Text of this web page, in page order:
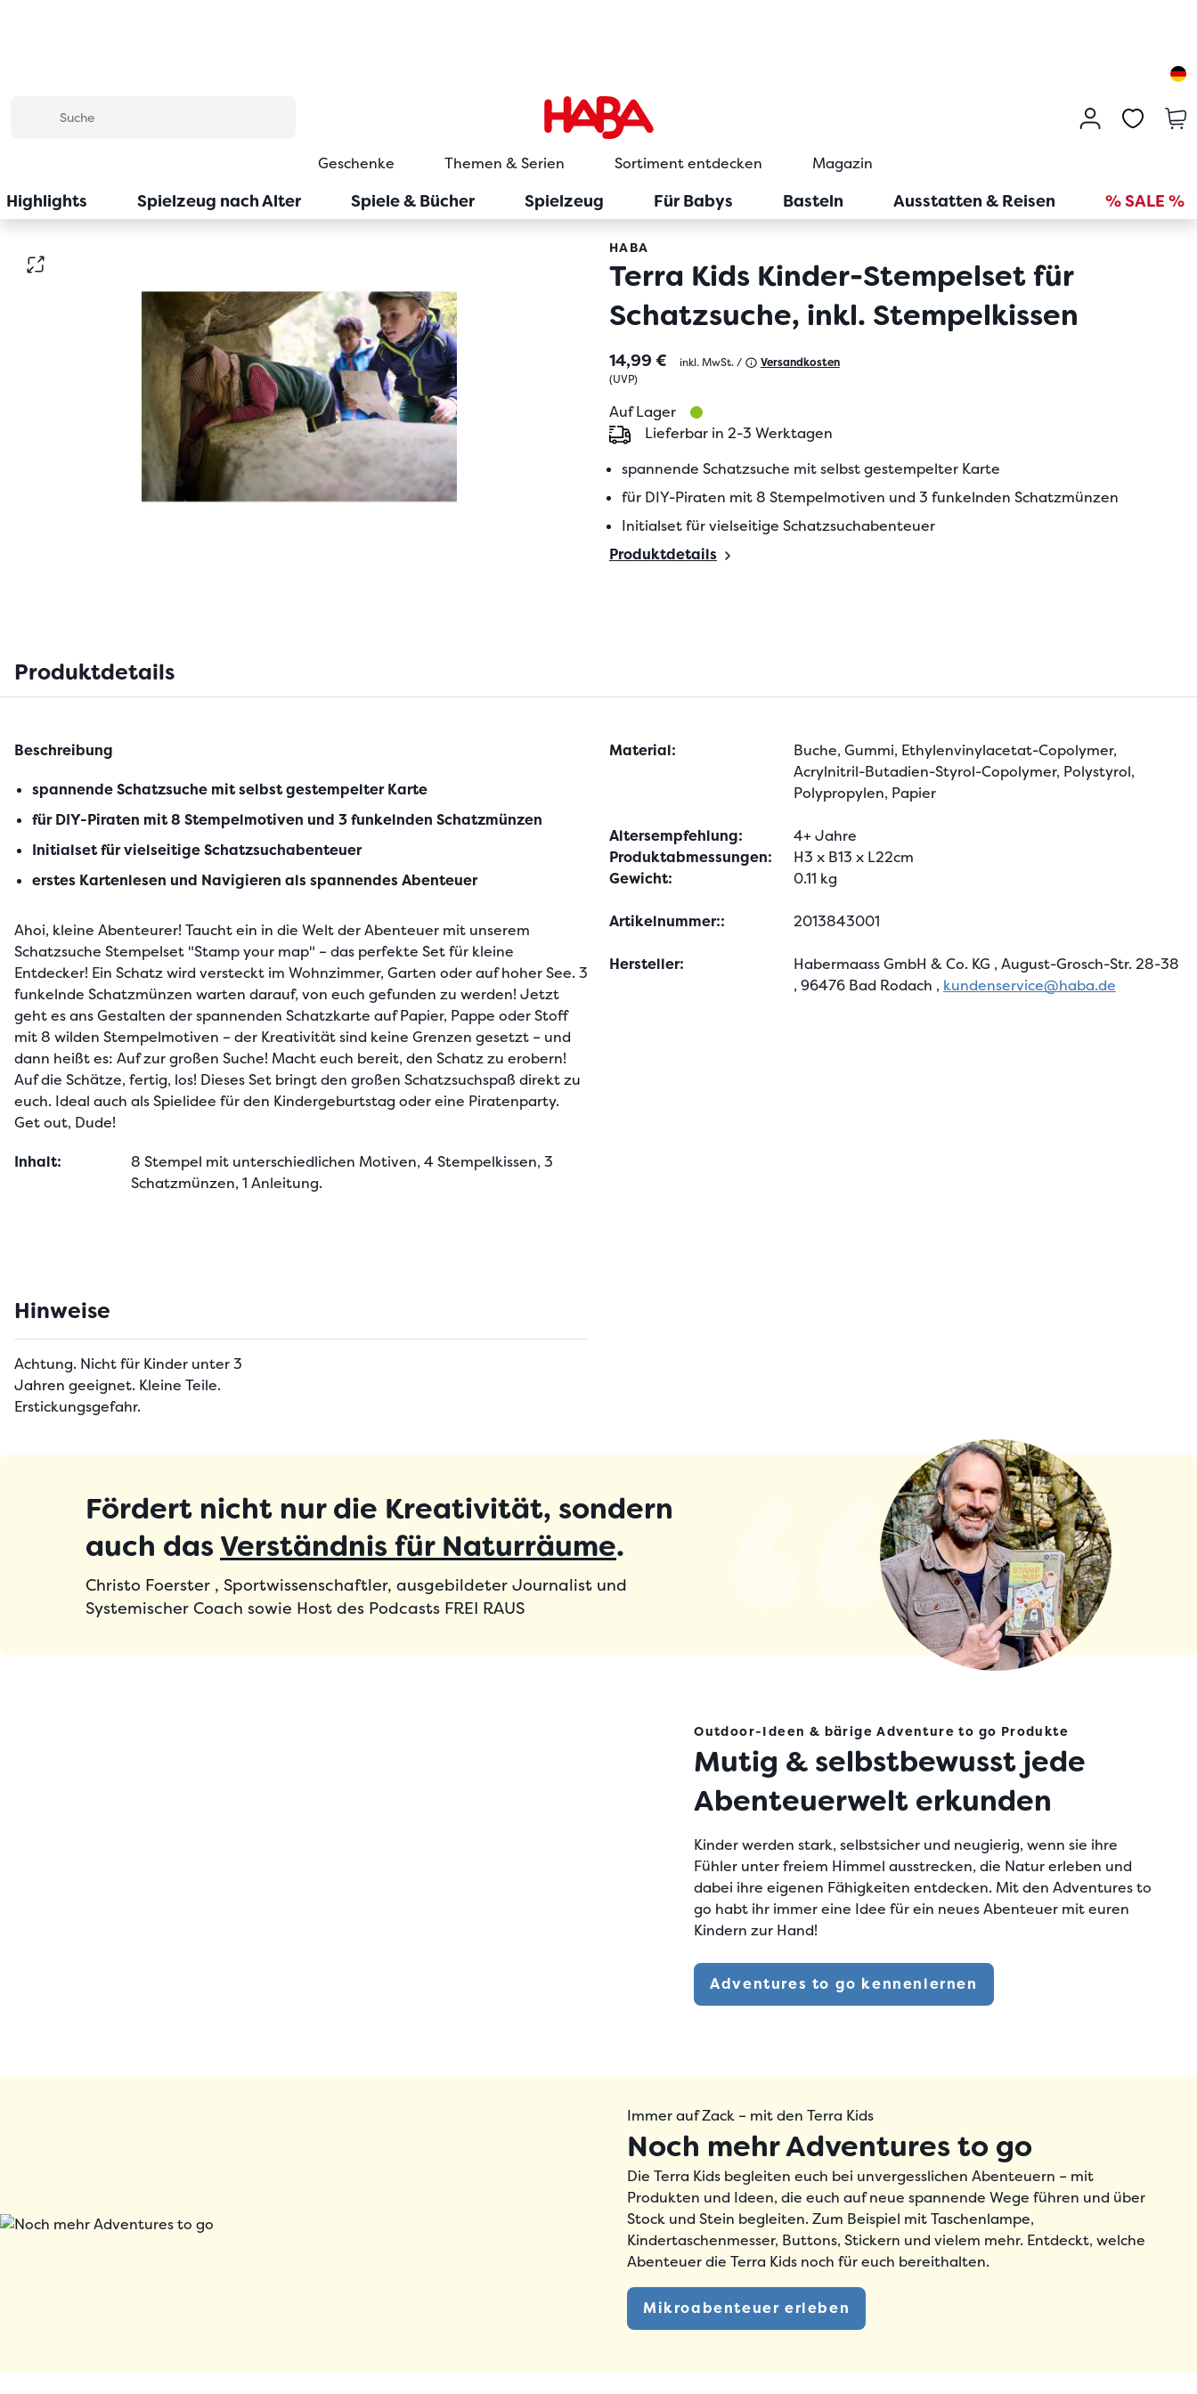
Geschenke Themen & Serien Sortiment entdecken Magazin
Highlights Spielzeug nach Alter Spiele & Bücher Spielzeug Für Babys Basteln Ausstatten & Reisen % SALE %
HABA
Terra Kids Kinder-Stempelset für
Schatzsuche, inkl. Stempelkissen
14,99 € inkl. MwSt. /
Versandkosten
(UVP)
Auf Lager
Lieferbar in 2-3 Werktagen
spannende Schatzsuche mit selbst gestempelter Karte
für DIY-Piraten mit 8 Stempelmotiven und 3 funkelnden Schatzmünzen
Initialset für vielseitige Schatzsuchabenteuer
Produktdetails
Produktdetails
Beschreibung
spannende Schatzsuche mit selbst gestempelter Karte
für DIY-Piraten mit 8 Stempelmotiven und 3 funkelnden Schatzmünzen
Initialset für vielseitige Schatzsuchabenteuer
erstes Kartenlesen und Navigieren als spannendes Abenteuer
Ahoi, kleine Abenteurer! Taucht ein in die Welt der Abenteuer mit unserem
Schatzsuche Stempelset "Stamp your map" – das perfekte Set für kleine
Entdecker! Ein Schatz wird versteckt im Wohnzimmer, Garten oder auf hoher See. 3
funkelnde Schatzmünzen warten darauf, von euch gefunden zu werden! Jetzt
geht es ans Gestalten der spannenden Schatzkarte auf Papier, Pappe oder Stoff
mit 8 wilden Stempelmotiven – der Kreativität sind keine Grenzen gesetzt – und
dann heißt es: Auf zur großen Suche! Macht euch bereit, den Schatz zu erobern!
Auf die Schätze, fertig, los! Dieses Set bringt den großen Schatzsuchspaß direkt zu
euch. Ideal auch als Spielidee für den Kindergeburtstag oder eine Piratenparty.
Get out, Dude!
Inhalt:
8 Stempel mit unterschiedlichen Motiven, 4 Stempelkissen, 3
Schatzmünzen, 1 Anleitung.
Material:
Buche, Gummi, Ethylenvinylacetat-Copolymer,
Acrylnitril-Butadien-Styrol-Copolymer, Polystyrol,
Polypropylen, Papier
Altersempfehlung:
4+ Jahre
Produktabmessungen:
H3 x B13 x L22cm
Gewicht:
0.11 kg
Artikelnummer:: 2013843001
Hersteller: Habermaass GmbH & Co. KG , August-Grosch-Str. 28-38
, 96476 Bad Rodach , kundenservice@haba.de
Hinweise
Achtung. Nicht für Kinder unter 3
Jahren geeignet. Kleine Teile.
Erstickungsgefahr.
Fördert nicht nur die Kreativität, sondern
auch dasVerständnis für Naturräume.
Christo Foerster , Sportwissenschaftler, ausgebildeter Journalist und
Systemischer Coach sowie Host des Podcasts FREI RAUS
Outdoor-Ideen & bärige Adventure to go Produkte
Mutig & selbstbewusst jede
Abenteuerwelt erkunden
Kinder werden stark, selbstsicher und neugierig, wenn sie ihre
Fühler unter freiem Himmel ausstrecken, die Natur erleben und
dabei ihre eigenen Fähigkeiten entdecken. Mit den Adventures to
go habt ihr immereine Idee für ein neues Abenteuer mit euren
Kindern zur Hand!
Adventures to go kennenlernen
Immer auf Zack – mit den Terra Kids
Noch mehr Adventures to go
Die Terra Kids begleiten euch bei unvergesslichen Abenteuern – mit
Produkten und Ideen, die euch auf neue spannende Wege führen und über
Stock und Stein begleiten. Zum Beispiel mit Taschenlampe,
Kindertaschenmesser, Buttons, Stickern und vielem mehr. Entdeckt, welche
Abenteuer die Terra Kids noch für euch bereithalten.
Mikroabenteuer erleben